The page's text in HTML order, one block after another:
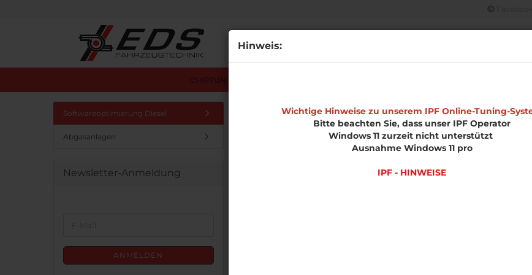
Hinweis:
Wichtige Hinweise zu unserem IPF Online-Tuning-
Bitte beachten Sie, dass unser IPF Operator
Windows 11 zurzeit nicht unterstützt
Ausnahme Windows 11 pro
IPF - HINWEISE
Alle
CHIPTUNING ÜBERSICHT
» Chiptuning Übersicht » Volkswagen » Phaeton »
Softwareoptimierung Diesel
Abgasanlagen
Newsletter-Anmeldung
ANMELDUNGANMELDEN